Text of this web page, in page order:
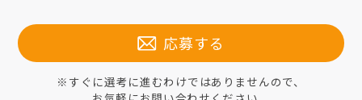
応募する
※すぐに選考に進むわけではありませんので、